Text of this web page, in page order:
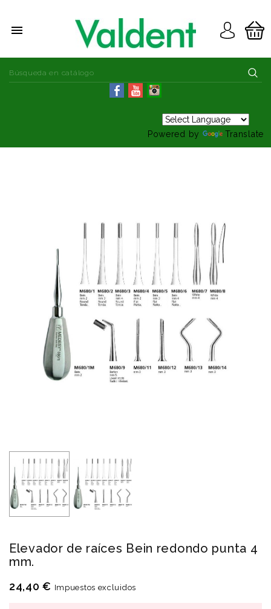

Powered by Translate
Elevador de raíces Bein redondo punta 4
mm.
24,40 € Impuestos excluidos